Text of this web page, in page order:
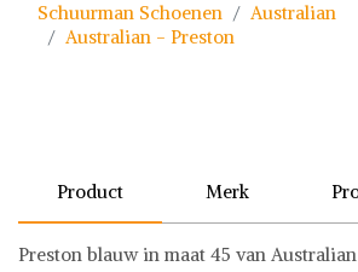
Schuurman Schoenen
Australian
Australian - Preston
Product Merk
Preston blauw in maat 45 van Australian